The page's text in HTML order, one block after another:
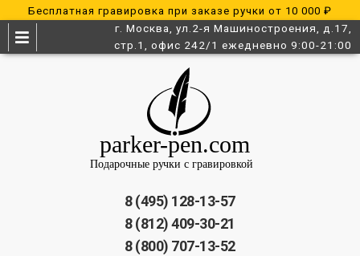
Бесплатная гравировка при заказе ручки от 10 000 ₽
г. Москва, ул.2-я Машиностроения, д.17,
стр.1, офис 242/1 ежедневно 9:00-21:00
8 (495) 128-13-57
8 (812) 409-30-21
8 (800) 707-13-52